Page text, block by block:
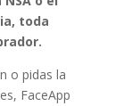
toda
o pidas la
FaceApp